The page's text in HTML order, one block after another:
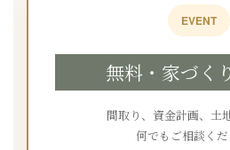
EVENT
無料・家づく
間取り、資金計画、土
何でもご相談くだ